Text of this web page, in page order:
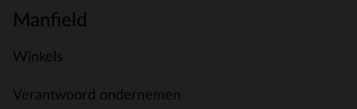
Manfield
Winkels
Verantwoord ondernemen